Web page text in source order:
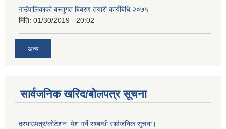
गाउँपालिकाको बस्तुगत बिबरण तयारी कार्यबिधि २०७५
मिति: 01/30/2019 - 20:02
अन्य
सार्वजनिक खरिद/बोलपत्र सूचना
दरभाउपत्र/कोटेशन, पेश गर्ने सम्बन्धी सार्वजनिक सूचना।